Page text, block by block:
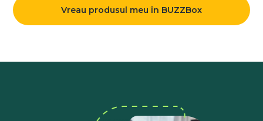
Vreau produsul meu în BUZZBox